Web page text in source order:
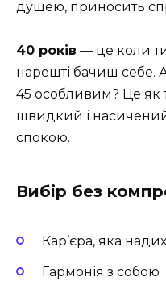
душею, приносить
40 років — це коли
нарешті бачиш себе.
45 особливим? Це як
швидкий і
спокою.
Вибір без
Кар’єра, яка
Гармонія з собою